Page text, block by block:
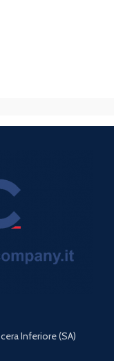
Inferiore (SA)